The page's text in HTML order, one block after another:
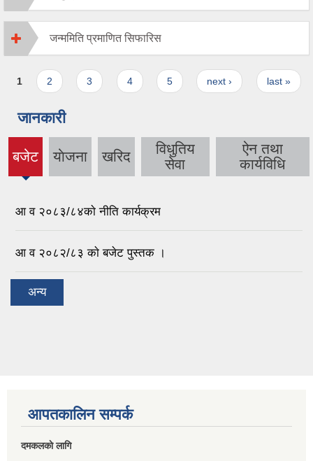
जन्ममिति प्रमाणित सिफारिस
Pages
1 2 3 4 5 next › last »
जानकारी
बजेट
(active
tab)
याेजना खरिद
विधुतिय
सेवा
ऐन तथा
कार्यविधि
आ व २०८३/८४काे नीति कार्यक्रम
आ व २०८२/८३ काे बजेट पुस्तक ।
अन्य
आपतकालिन सम्पर्क
दमकलकाे लागि